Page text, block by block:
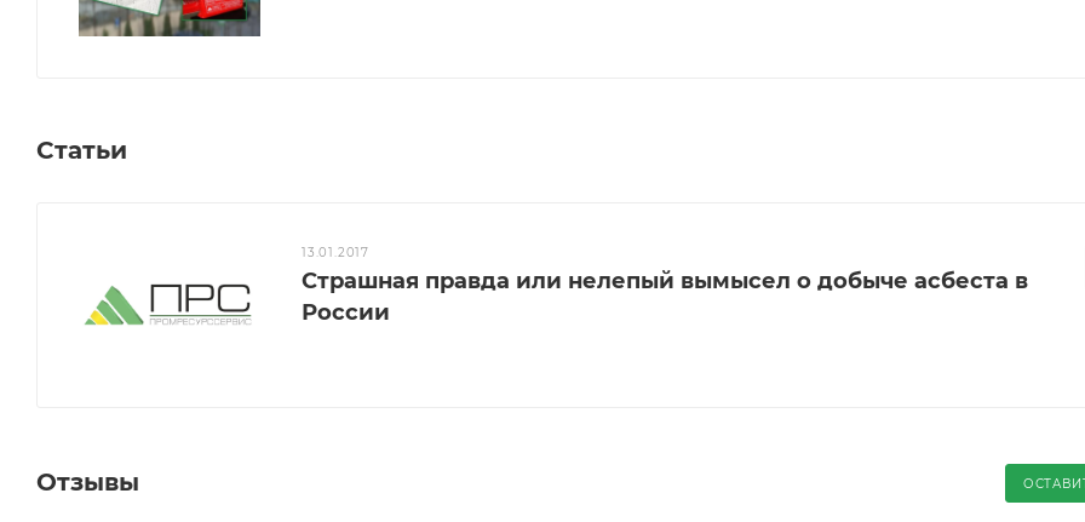
Статьи
13.01.2017
Страшная правда или нелепый вымысел о добыче асбеста в
России
Отзывы